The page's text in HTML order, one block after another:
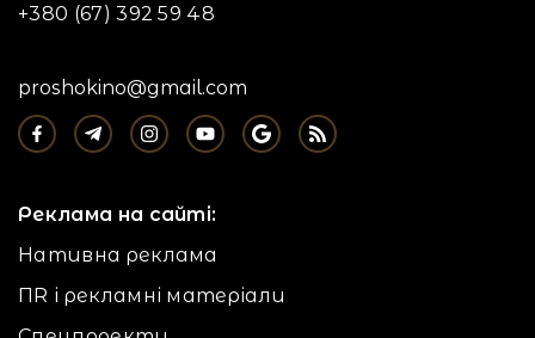
+380 (67) 392 59 48
proshokino@gmail.com
Реклама на сайті:
Нативна реклама
ПR і рекламні матеріали